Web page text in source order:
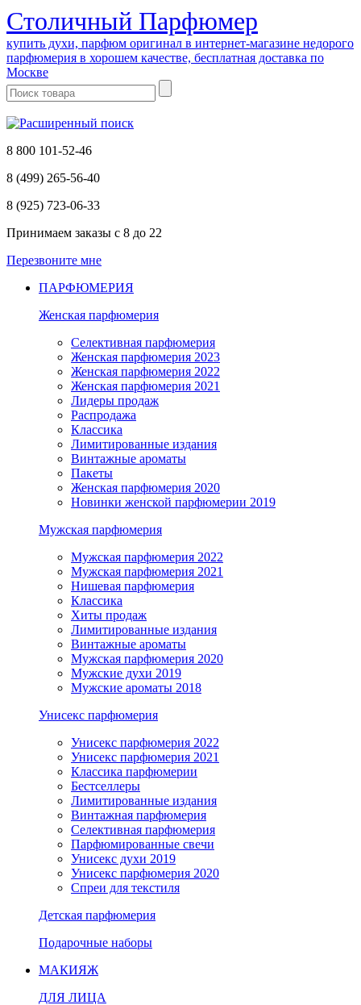
Cтоличный Парфюмер
купить духи, парфюм оригинал в интернет-магазине недорого
парфюмерия в хорошем качестве, бесплатная доставка по
Москве
8 800 101-52-46
8 (499) 265-56-40
8 (925) 723-06-33
Принимаем заказы с 8 до 22
Перезвоните мне
ПАРФЮМЕРИЯ
Женская парфюмерия
Селективная парфюмерия
Женская парфюмерия 2023
Женская парфюмерия 2022
Женская парфюмерия 2021
Лидеры продаж
Распродажа
Классика
Лимитированные издания
Винтажные ароматы
Пакеты
Женская парфюмерия 2020
Новинки женской парфюмерии 2019
Мужская парфюмерия
Мужская парфюмерия 2022
Мужская парфюмерия 2021
Нишевая парфюмерия
Классика
Хиты продаж
Лимитированные издания
Винтажные ароматы
Мужская парфюмерия 2020
Мужские духи 2019
Мужские ароматы 2018
Унисекс парфюмерия
Унисекс парфюмерия 2022
Унисекс парфюмерия 2021
Классика парфюмерии
Бестселлеры
Лимитированные издания
Винтажная парфюмерия
Селективная парфюмерия
Парфюмированные свечи
Унисекс духи 2019
Унисекс парфюмерия 2020
Спреи для текстиля
Детская парфюмерия
Подарочные наборы
МАКИЯЖ
ДЛЯ ЛИЦА